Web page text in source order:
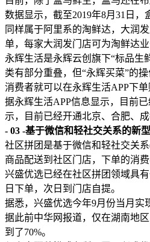
数据显示，截至2019年8月31日
同样属于阿里系的淘鲜达，大润
单，每家大润发门店可为淘鲜达业
永辉生活是永辉云创旗下“标品生
类有部分重叠，但“永辉买菜”的
消费者就可以在永辉生活APP下单
据永辉生活APP信息显示，目前
示，目前已经开通北京、合肥、
- 03 -基于微信和轻社交关系的
社区拼团是基于微信和轻社交关
商品配送到社区门店，下单的消
兴盛优选已经在社区拼团领域具
日下单，次日到门店自提。
据悉，兴盛优选今年9月份当月实
据此前中华网报道，仅在湖南地
到了70%。